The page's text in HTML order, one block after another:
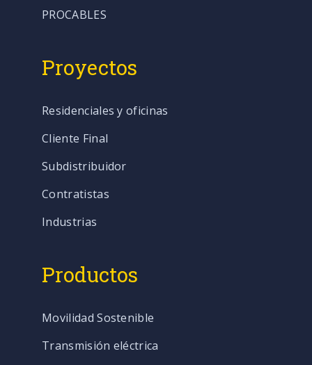
PROCABLES
Proyectos
Residenciales y oficinas
Cliente Final
Subdistribuidor
Contratistas
Industrias
Productos
Movilidad Sostenible
Transmisión eléctrica